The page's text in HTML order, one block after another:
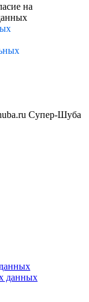
на
Супер-Шуба
данных